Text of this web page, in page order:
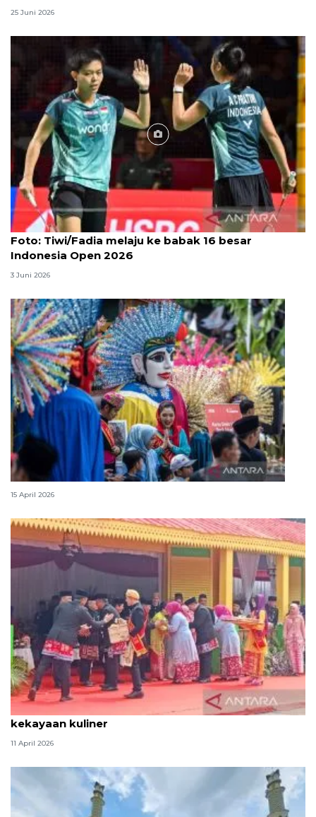
25 Juni 2026
Foto
Foto: Tiwi/Fadia melaju ke babak 16 besar
Indonesia Open 2026
3 Juni 2026
Lebaran Betawi, harmoni tradisi dan kota global
15 April 2026
Tradisi hantaran Lebaran Betawi simbol bakti dan
kekayaan kuliner
11 April 2026